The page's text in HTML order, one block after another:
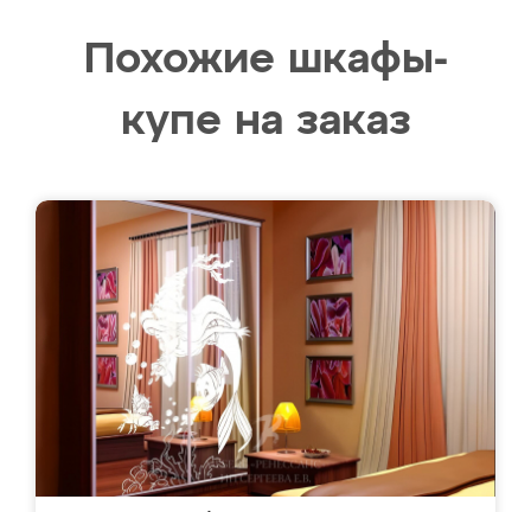
Похожие шкафы-
купе на заказ